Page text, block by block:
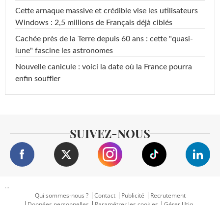
Cette arnaque massive et crédible vise les utilisateurs
Windows : 2,5 millions de Français déjà ciblés
Cachée près de la Terre depuis 60 ans : cette "quasi-
lune" fascine les astronomes
Nouvelle canicule : voici la date où la France pourra
enfin souffler
SUIVEZ-NOUS
...
Qui sommes-nous ?
Contact Publicité
Recrutement